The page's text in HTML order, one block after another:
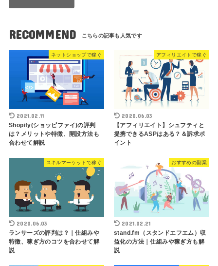
RECOMMEND
ネットショップで稼ぐ
2021.02.11
Shopify(ショッピファイ)の評判
は？メリットや特徴、開設方法も
合わせて解説
アフィリエイトで稼ぐ
2020.06.03
【アフィリエイト】シュフティと
提携できるASPはある？＆訴求ポ
イント
スキルマーケットで稼ぐ
2020.06.03
ランサーズの評判は？｜仕組みや
特徴、稼ぎ方のコツを合わせて解
説
おすすめの副業
2021.02.21
stand.fm（スタンドエフエム）収
益化の方法｜仕組みや稼ぎ方も解
説